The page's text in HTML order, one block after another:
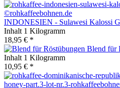
INDONESIEN - Sulawesi Kalossi
Inhalt 1 Kilogramm
18,95 € *
Blend für
Inhalt 1 Kilogramm
10,95 € *